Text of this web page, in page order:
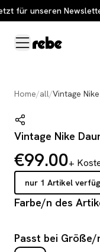
für unseren
Home/all/Vintage
Vintage Nike
€99.00+
nur 1 Artikel
Farbe/n des
Passt bei Größe/